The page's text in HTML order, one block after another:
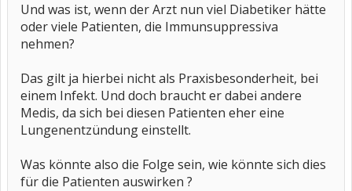
Und was ist, wenn der Arzt nun viel Diabetiker hätte
oder viele Patienten, die Immunsuppressiva
nehmen?
Das gilt ja hierbei nicht als Praxisbesonderheit, bei
einem Infekt. Und doch braucht er dabei andere
Medis, da sich bei diesen Patienten eher eine
Lungenentzündung einstellt.
Was könnte also die Folge sein, wie könnte sich dies
für die Patienten auswirken ?